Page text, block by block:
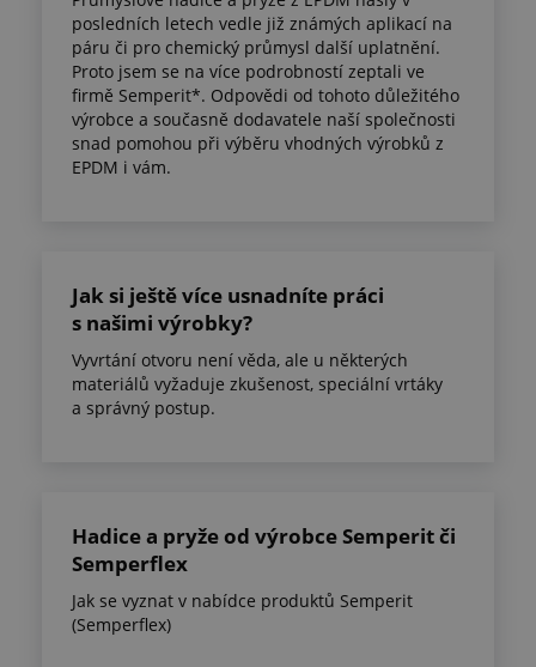
posledních letech vedle již známých aplikací na
páru či pro chemický průmysl další uplatnění.
Proto jsem se na více podrobností zeptali ve
firmě Semperit*. Odpovědi od tohoto důležitého
výrobce a současně dodavatele naší společnosti
snad pomohou při výběru vhodných výrobků z
EPDM i vám.
Jak si ještě více usnadníte práci
s našimi výrobky?
Vyvrtání otvoru není věda, ale u některých
materiálů vyžaduje zkušenost, speciální vrtáky
a správný postup.
Hadice a pryže od výrobce Semperit či
Semperflex
Jak se vyznat v nabídce produktů Semperit
(Semperflex)